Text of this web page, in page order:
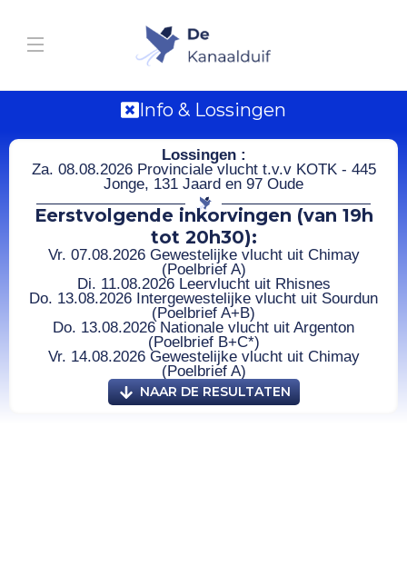
Info & Lossingen
Lossingen :
Za. 08.08.2026 Provinciale vlucht t.v.v KOTK - 445
Jonge, 131 Jaard en 97 Oude
Eerstvolgende inkorvingen (van 19h
tot 20h30):
Vr. 07.08.2026 Gewestelijke vlucht uit Chimay
(Poelbrief A)
Di. 11.08.2026 Leervlucht uit Rhisnes
Do. 13.08.2026 Intergewestelijke vlucht uit Sourdun
(Poelbrief A+B)
Do. 13.08.2026 Nationale vlucht uit Argenton
(Poelbrief B+C*)
Vr. 14.08.2026 Gewestelijke vlucht uit Chimay
(Poelbrief A)
NAAR DE RESULTATEN